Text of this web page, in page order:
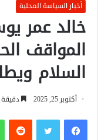
أخبار السياسة المحلية
خالد عمر
المواقف
السلام
أكتوبر 25, 2025
فيسبوكتويتر